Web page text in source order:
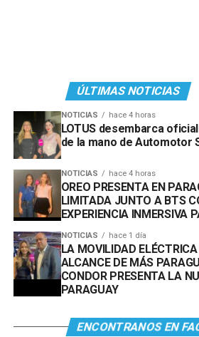
ÚLTIMAS NOTICIAS
NOTICIAS hace 4 horas
LOTUS desembarca
de la mano de Automotor
NOTICIAS hace 4 horas
OREO PRESENTA EN
LIMITADA JUNTO A BTS
EXPERIENCIA INMERSIVA
NOTICIAS hace 1 día
LA MOVILIDAD
ALCANCE DE MÁS
CONDOR PRESENTA LA
PARAGUAY
ENCONTRANOS EN